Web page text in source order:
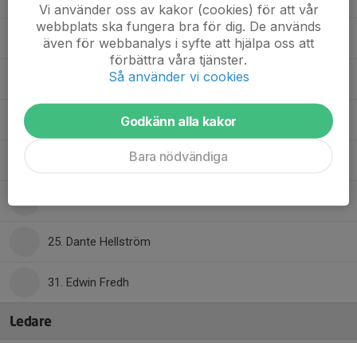
19. Eric Jarnemyr
20. Love Lihné, J20
21. Douglas Jonsson
25. Dante Hellström
31. Edwin Fredh
Ledare
Vi använder oss av kakor (cookies) för att vår
webbplats ska fungera bra för dig. De används
även för webbanalys i syfte att hjälpa oss att
förbättra våra tjänster.
Så använder vi cookies
Godkänn alla kakor
Bara nödvändiga